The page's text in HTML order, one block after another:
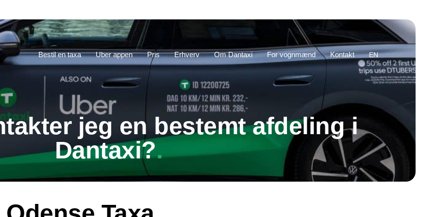
Bestil en taxa Uber appen Pris Erhverv Om Dantaxi For vognmænd Kontakt EN
jeg en bestemt afdeling i
Dantaxi?